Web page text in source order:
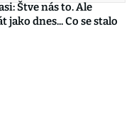
Štve nás to. Ale
jako dnes... Co se stalo